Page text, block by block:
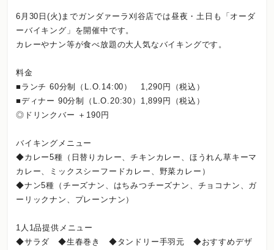
6月30日(火)までガンダァーラ刈谷店では昼夜・土日も「オーダ
ーバイキング」を開催中です。
カレーやナン等が食べ放題の大人気なバイキングです。
料金
■ランチ 60分制（L.O.14:00） 1,290円（税込）
■ディナー 90分制（L.O.20:30）1,899円（税込）
◎ドリンクバー ＋190円
バイキングメニュー
◆カレー5種（日替りカレー、チキンカレー、ほうれん草キーマ
カレー、ミックスシーフードカレー、野菜カレー）
◆ナン5種（チーズナン、はちみつチーズナン、チョコナン、ガ
ーリックナン、プレーンナン）
1人1品提供メニュー
◆サラダ ◆生春巻き ◆タンドリー手羽元 ◆おすすめデザ